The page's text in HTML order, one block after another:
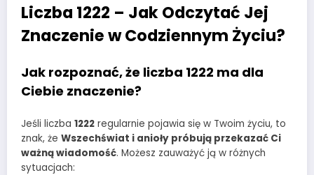
Liczba 1222 – Jak Odczytać Jej
Znaczenie w Codziennym Życiu?
Jak rozpoznać, że liczba 1222 ma dla
Ciebie znaczenie?
Jeśli liczba 1222 regularnie pojawia się w Twoim życiu, to
znak, że Wszechświat i anioły próbują przekazać Ci
ważną wiadomość. Możesz zauważyć ją w różnych
sytuacjach: